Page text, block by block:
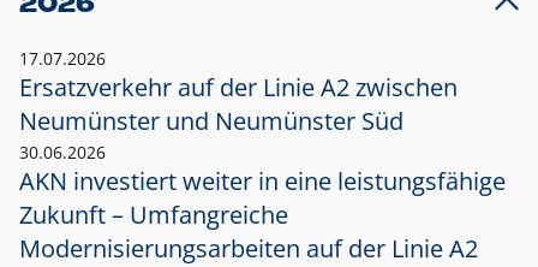
17.07.2026
Ersatzverkehr auf der Linie A2 zwischen
Neumünster und Neumünster Süd
30.06.2026
AKN investiert weiter in eine leistungsfähige
Zukunft – Umfangreiche
Modernisierungsarbeiten auf der Linie A2